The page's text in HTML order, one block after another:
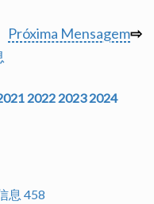
Próxima Mensagem⇨
2022 2023 2024
息 458